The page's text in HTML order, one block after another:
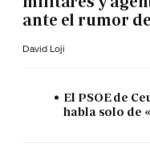
ante el rumor
David Loji
El PSOE de
habla solo de